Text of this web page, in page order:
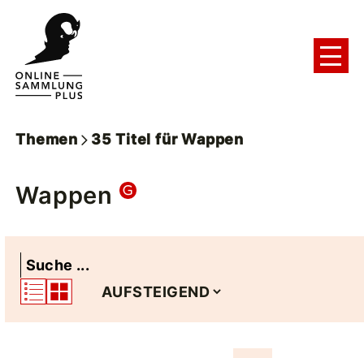
Themen 35 Titel fürWappen
Wappen